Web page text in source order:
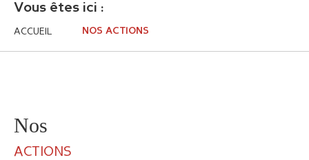
Vous êtes ici :
ACCUEIL NOS ACTIONS
Nos
ACTIONS